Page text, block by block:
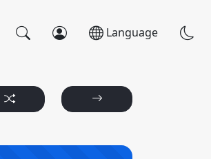
Language